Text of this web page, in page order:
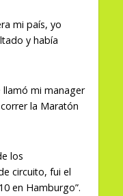
mi país, yo
y había
llamó mi manager
la Maratón
los
circuito, fui el
en Hamburgo”.